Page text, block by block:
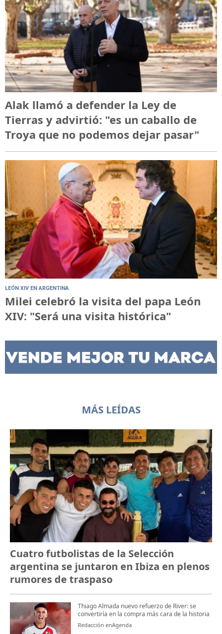
Alak llamó a defender la Ley de
Tierras y advirtió: "es un caballo de
Troya que no podemos dejar pasar"
LEÓN XIV EN ARGENTINA
Milei celebró la visita del papa León
XIV: "Será una visita histórica"
MÁS LEÍDAS
Cuatro futbolistas de la Selección
argentina se juntaron en Ibiza en plenos
rumores de traspaso
Thiago Almada nuevo refuerzo de River: se
convertiría en la compra más cara de la historia
Redacción enAgenda